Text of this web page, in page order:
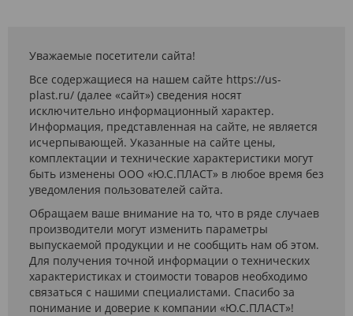
Уважаемые посетители сайта!
Все содержащиеся на нашем сайте https://us-
plast.ru/ (далее «сайт») сведения носят
исключительно информационный характер.
Информация, представленная на сайте, не является
исчерпывающей. Указанные на сайте цены,
комплектации и технические характеристики могут
быть изменены ООО «Ю.С.ПЛАСТ» в любое время без
уведомления пользователей сайта.
Обращаем ваше внимание на то, что в ряде случаев
производители могут изменить параметры
выпускаемой продукции и не сообщить нам об этом.
Для получения точной информации о технических
характеристиках и стоимости товаров необходимо
связаться с нашими специалистами. Спасибо за
понимание и доверие к компании «Ю.С.ПЛАСТ»!